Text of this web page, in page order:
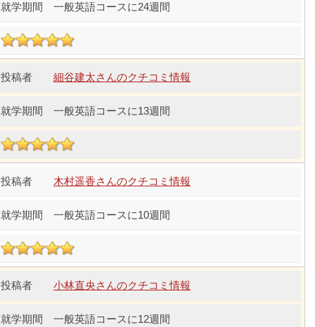
一般英語コースに24週間
細谷建太さんのクチコミ情報
一般英語コースに13週間
木村遥香さんのクチコミ情報
一般英語コースに10週間
小林直央さんのクチコミ情報
一般英語コースに12週間